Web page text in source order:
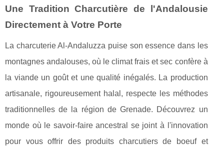
Une Tradition Charcutière de l'Andalousie
Directement à Votre Porte
La charcuterie Al-Andaluzza puise son essence dans les
montagnes andalouses, où le climat frais et sec confère à
la viande un goût et une qualité inégalés. La production
artisanale, rigoureusement halal, respecte les méthodes
traditionnelles de la région de Grenade. Découvrez un
monde où le savoir-faire ancestral se joint à l'innovation
pour vous offrir des produits charcutiers de boeuf et